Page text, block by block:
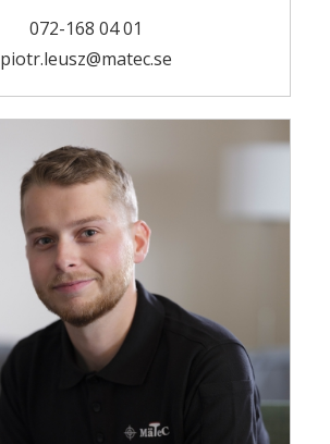
072-168 04 01
piotr.leusz@matec.se